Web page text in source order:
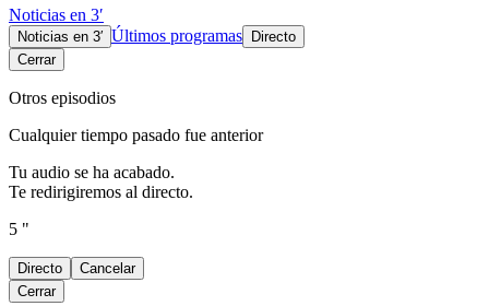
Noticias en 3′
Noticias en 3′ Últimos programas
Directo
Cerrar
Otros episodios
Cualquier tiempo pasado fue anterior
Tu audio se ha acabado.
Te redirigiremos al directo.
5 "
Directo
Cancelar
Cerrar